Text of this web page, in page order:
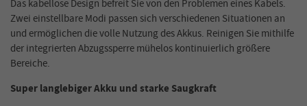
Das kabellose Design befreit Sie von den Problemen eines Kabels.
Zwei einstellbare Modi passen sich verschiedenen Situationen an
und ermöglichen die volle Nutzung des Akkus. Reinigen Sie mithilfe
der integrierten Abzugssperre mühelos kontinuierlich größere
Bereiche.
Super langlebiger Akku und starke Saugkraft